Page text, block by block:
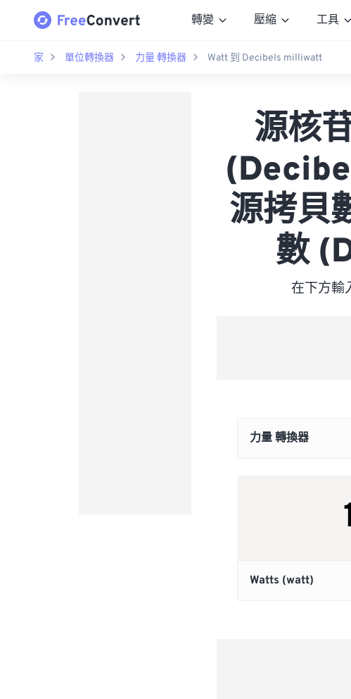
轉變 壓縮 工具
家 單位轉換器 力量 轉換器 Watt 到 Decibels milliwatt
源核
源拷貝
數
在下方輸